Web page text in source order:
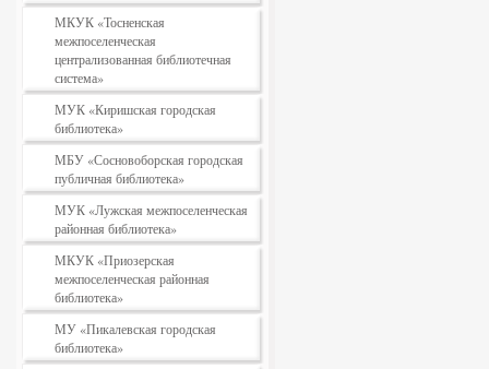
МКУК «Тосненская
межпоселенческая
централизованная библиотечная
система»
МУК «Киришская городская
библиотека»
МБУ «Сосновоборская городская
публичная библиотека»
МУК «Лужская межпоселенческая
районная библиотека»
МКУК «Приозерская
межпоселенческая районная
библиотека»
МУ «Пикалевская городская
библиотека»